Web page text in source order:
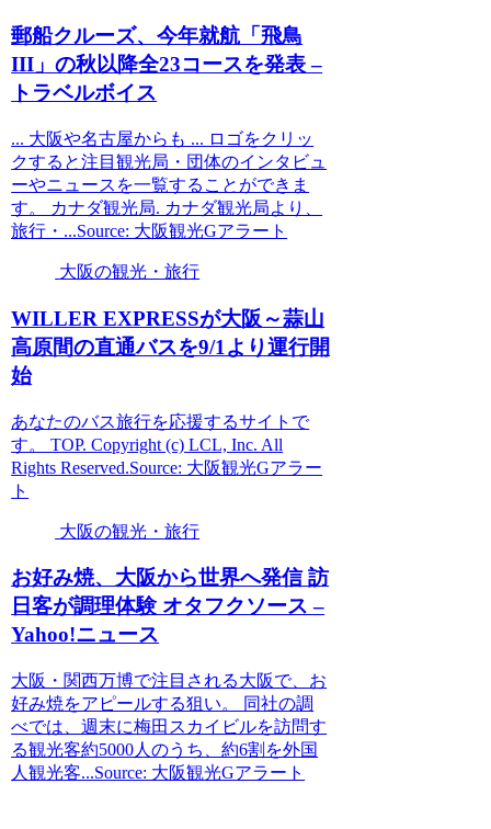
郵船クルーズ、今年就航「飛鳥
III」の秋以降全23コースを発表 –
トラベルボイス
... 大阪や名古屋からも ... ロゴをクリッ
クすると注目観光局・団体のインタビュ
ーやニュースを一覧することができま
す。 カナダ観光局. ​カナダ観光局より、
旅行・...Source: 大阪観光Gアラート
大阪の観光・旅行
WILLER EXPRESSが大阪 ～蒜山
高原間の直通バスを9/1より運行開
始
あなたのバス旅行を応援するサイトで
す。 TOP. Copyright (c) LCL, Inc. All
Rights Reserved.Source: 大阪観光Gアラー
ト
大阪の観光・旅行
お好み焼、 大阪から世界へ発信 訪
日客が調理体験 オタフクソース –
Yahoo!ニュース
大阪・関西万博で注目される大阪で、お
好み焼をアピールする狙い。 同社の調
べでは、週末に梅田スカイビルを訪問す
る観光客約5000人のうち、約6割を外国
人観光客...Source: 大阪観光Gアラート